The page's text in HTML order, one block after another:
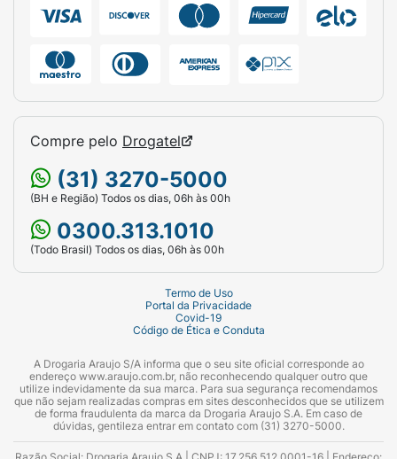
Compre pelo Drogatel
(31) 3270-5000
(BH e Região) Todos os dias, 06h às 00h
0300.313.1010
(Todo Brasil) Todos os dias, 06h às 00h
Termo de Uso
Portal da Privacidade
Covid-19
Código de Ética e Conduta
A Drogaria Araujo S/A informa que o seu site oficial corresponde ao
endereço www.araujo.com.br, não reconhecendo qualquer outro que
utilize indevidamente da sua marca. Para sua segurança recomendamos
que não sejam realizadas compras em sites desconhecidos que se utilizem
de forma fraudulenta da marca da Drogaria Araujo S.A. Em caso de
dúvidas, gentileza entrar em contato com (31) 3270-5000.